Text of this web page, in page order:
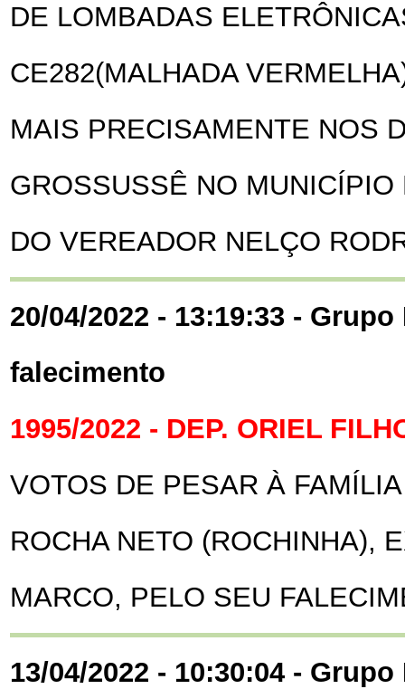
DE LOMBADAS
CE282(MALHADA
MAIS PRECISAMENTE NOS
GROSSUSSÊ NO
DO VEREADOR NELÇO
20/04/2022 - 13:19:33 -
falecimento
1995/2022 - DEP. ORIEL
VOTOS DE PESAR À
ROCHA NETO (ROCHINHA),
MARCO, PELO SEU
13/04/2022 - 10:30:04 -